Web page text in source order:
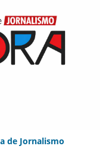
de Jornalismo